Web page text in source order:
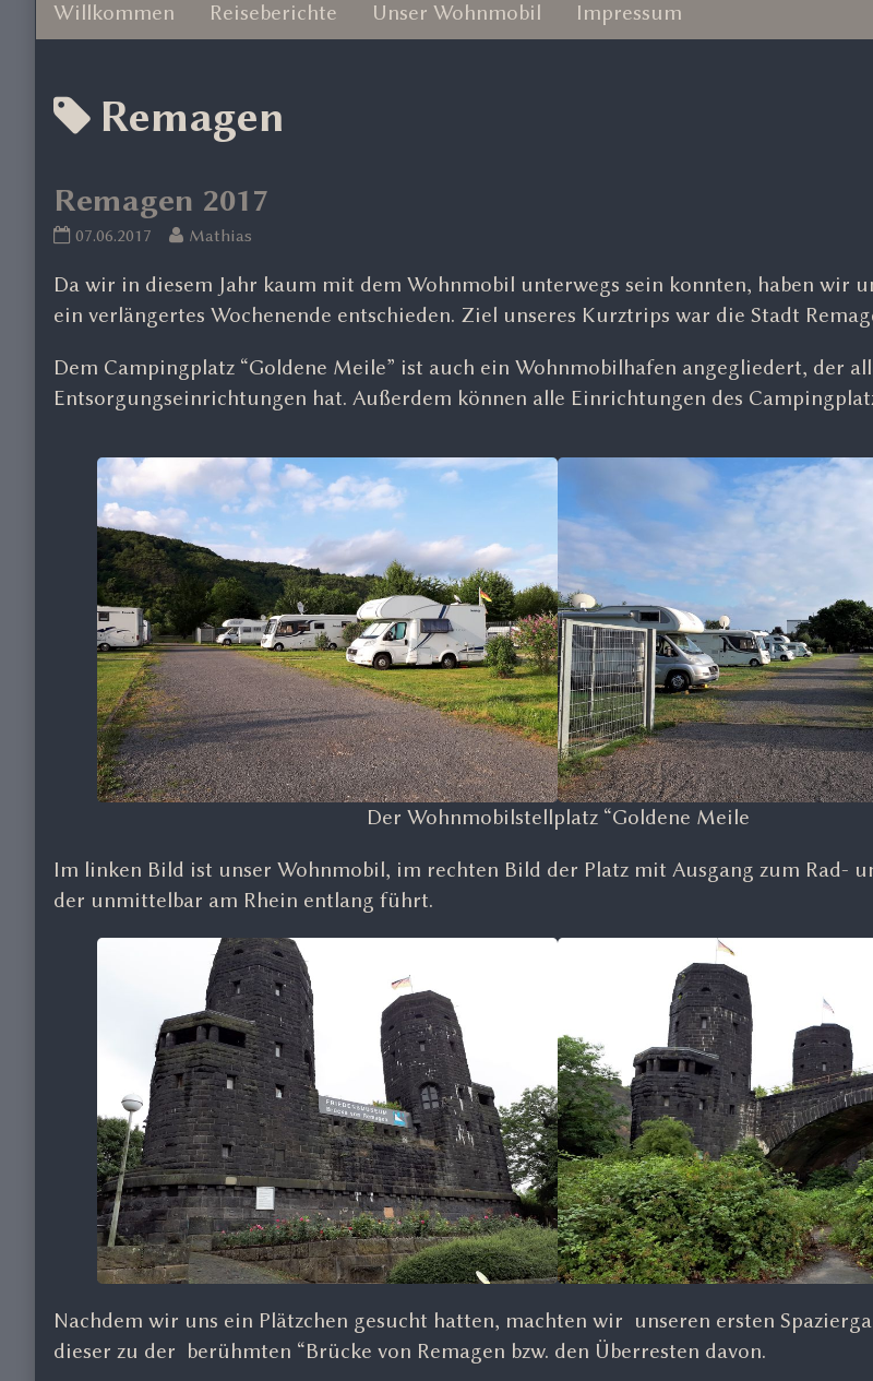
Willkommen Reiseberichte Unser Wohnmobil Impressum
Posts
Remagen
Remagen 2017
Remagen
published
on
07.06.2017
Read
posts
by
author
of
Remagen
Mathias
Da wir in diesem Jahr kaum mit dem Wohnmobil unterwegs sein konnten, haben wir
ein verlängertes Wochenende entschieden. Ziel unseres Kurztrips war die Stadt
Dem Campingplatz “Goldene Meile” ist auch ein Wohnmobilhafen angegliedert, der
Entsorgungseinrichtungen hat. Außerdem können alle Einrichtungen des
Der Wohnmobilstellplatz “Goldene Meile
Im linken Bild ist unser Wohnmobil, im rechten Bild der Platz mit Ausgang zum Rad-
der unmittelbar am Rhein entlang führt.
Nachdem wir uns ein Plätzchen gesucht hatten, machten wir unseren ersten
dieser zu der berühmten “Brücke von Remagen bzw. den Überresten davon.